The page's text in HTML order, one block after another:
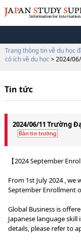
Trang thông tin về du học
có ích về du học > 2024/
Tin tức
2024/06/11 Trường
【2024 September
From 1st July 2024 ,
September Enrollment
Global Business is
Japanese language
details, please refer to